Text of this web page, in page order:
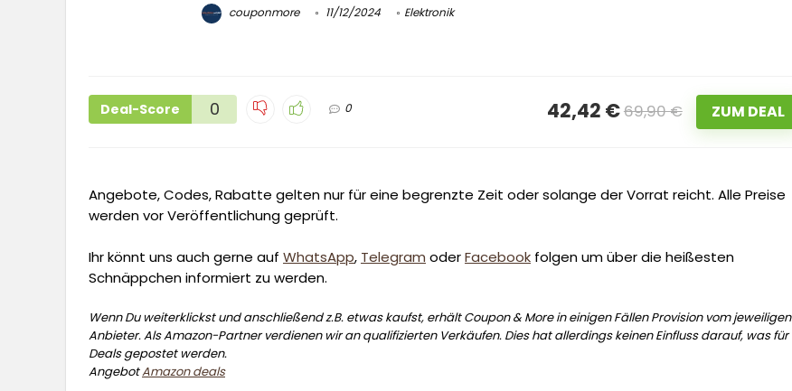
couponmore 11/12/2024 Elektronik
Deal-Score 0 0 42,42 €69,90 € ZUM DEAL
Angebote, Codes, Rabatte gelten nur für eine begrenzte Zeit oder solange der Vorrat reicht. Alle Preise
werden vor Veröffentlichung geprüft.
Ihr könnt uns auch gerne auf WhatsApp, Telegram oderFacebook folgen um über die heißesten
Schnäppchen informiert zu werden.
Wenn Du weiterklickst und anschließend z.B. etwas kaufst, erhält Coupon & More in einigen Fällen Provision vom jeweiligen
Anbieter. Als Amazon-Partner verdienen wir an qualifizierten Verkäufen. Dies hat allerdings keinen Einfluss darauf, was für
Deals gepostet werden.
AngebotAmazon deals